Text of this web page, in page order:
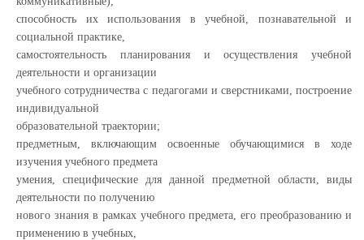
способность их использования в учебной, познавательной и
социальной практике,
самостоятельность планирования и осуществления учебной
деятельности и организации
учебного сотрудничества с педагогами и сверстниками, построение
индивидуальной
образовательной траектории;
предметным, включающим освоенные обучающимися в ходе
изучения учебного предмета
умения, специфические для данной предметной области, виды
деятельности по получению
нового знания в рамках учебного предмета, его преобразованию и
применению в учебных,